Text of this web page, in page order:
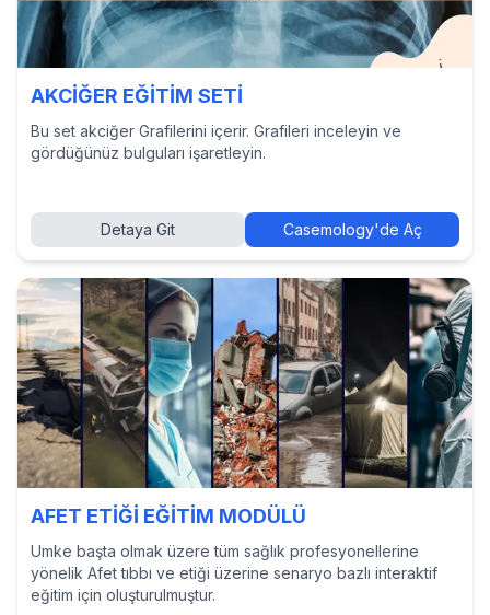
AKCİĞER EĞİTİM SETİ
Bu set akciğer Grafilerini içerir. Grafileri inceleyin ve
gördüğünüz bulguları işaretleyin.
Detaya Git Casemology'de Aç
AFET ETİĞİ EĞİTİM MODÜLÜ
Umke başta olmak üzere tüm sağlık profesyonellerine
yönelik Afet tıbbı ve etiği üzerine senaryo bazlı interaktif
eğitim için oluşturulmuştur.